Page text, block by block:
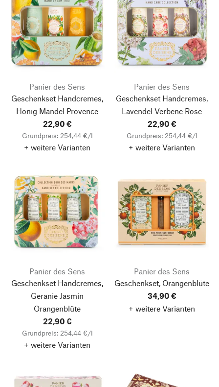
Panier des Sens
Geschenkset Handcremes,
Honig Mandel Provence
22,90 €
Grundpreis: 254,44 €/l
+ weitere Varianten
Panier des Sens
Geschenkset Handcremes,
Lavendel Verbene Rose
22,90 €
Grundpreis: 254,44 €/l
+ weitere Varianten
Panier des Sens
Geschenkset Handcremes,
Geranie Jasmin
Orangenblüte
22,90 €
Grundpreis: 254,44 €/l
+ weitere Varianten
Panier des Sens
Geschenkset, Orangenblüte
34,90 €
+ weitere Varianten